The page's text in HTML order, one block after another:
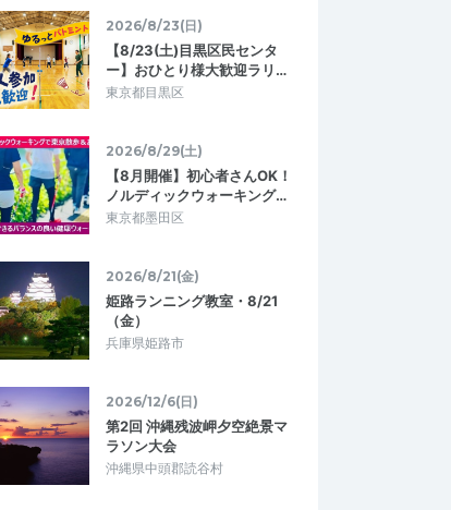
3.33
大会として
Kogo
強風でした
2026/8/23(日)
【8/23(土)目黒区民センタ
ー】おひとり様大歓迎ラリ…
東京都目黒区
2026/8/29(土)
【8月開催】初心者さんOK！
ノルディックウォーキング…
東京都墨田区
2026/8/21(金)
姫路ランニング教室・8/21
（金）
兵庫県姫路市
2026/12/6(日)
第2回 沖縄残波岬夕空絶景マ
ラソン大会
沖縄県中頭郡読谷村